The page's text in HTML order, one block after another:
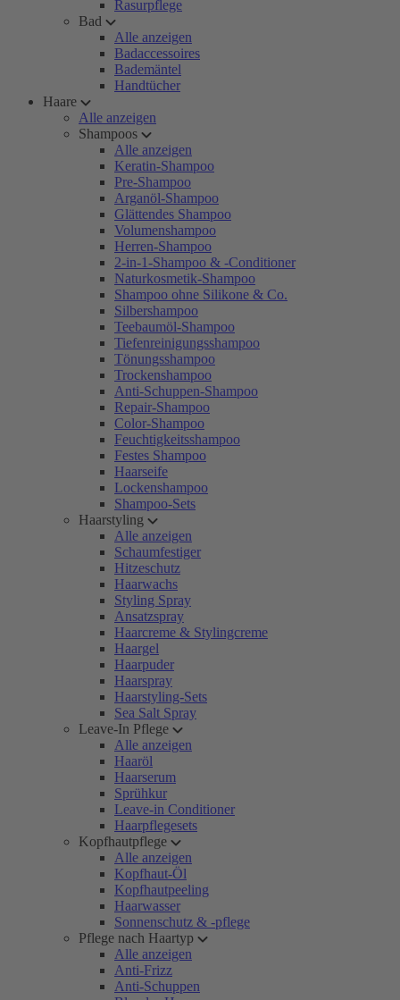
Rasurpflege
Bad
Alle anzeigen
Badaccessoires
Bademäntel
Handtücher
Haare
Alle anzeigen
Shampoos
Alle anzeigen
Keratin-Shampoo
Pre-Shampoo
Arganöl-Shampoo
Glättendes Shampoo
Volumenshampoo
Herren-Shampoo
2-in-1-Shampoo & -Conditioner
Naturkosmetik-Shampoo
Shampoo ohne Silikone & Co.
Silbershampoo
Teebaumöl-Shampoo
Tiefenreinigungsshampoo
Tönungsshampoo
Trockenshampoo
Anti-Schuppen-Shampoo
Repair-Shampoo
Color-Shampoo
Feuchtigkeitsshampoo
Festes Shampoo
Haarseife
Lockenshampoo
Shampoo-Sets
Haarstyling
Alle anzeigen
Schaumfestiger
Hitzeschutz
Haarwachs
Styling Spray
Ansatzspray
Haarcreme & Stylingcreme
Haargel
Haarpuder
Haarspray
Haarstyling-Sets
Sea Salt Spray
Leave-In Pflege
Alle anzeigen
Haaröl
Haarserum
Sprühkur
Leave-in Conditioner
Haarpflegesets
Kopfhautpflege
Alle anzeigen
Kopfhaut-Öl
Kopfhautpeeling
Haarwasser
Sonnenschutz & -pflege
Pflege nach Haartyp
Alle anzeigen
Anti-Frizz
Anti-Schuppen